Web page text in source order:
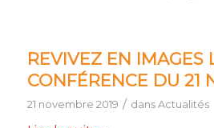
REVIVEZ EN IMAGES
CONFÉRENCE DU 21
21 novembre 2019 / dansActualités